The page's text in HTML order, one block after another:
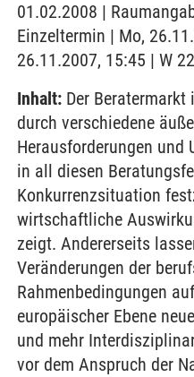
01.02.2008 |
Einzeltermin | Mo,
26.11.2007, 15:45 | W
Inhalt: Der
durch verschiedene
Herausforderungen und
in all diesen
Konkurrenzsituation
wirtschaftliche
zeigt. Andererseits
Veränderungen der
Rahmenbedingungen
europäischer Ebene
und mehr
vor dem Anspruch der